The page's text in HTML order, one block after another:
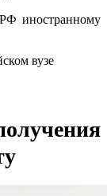
иностранному
вузе